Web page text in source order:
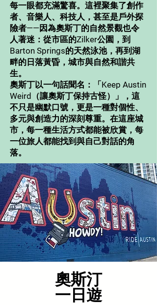
每一眼都充滿驚喜。這裡聚集了創作
者、音樂人、科技人，甚至是戶外探
險者——因為奧斯丁的自然景觀也令
人著迷：從市區的Zilker公園，到
Barton Springs的天然泳池，再到湖
畔的日落黃昏，城市與自然和諧共
生。
奧斯丁以一句話聞名：「Keep Austin
Weird（讓奧斯丁保持古怪）」，這
不只是幽默口號，更是一種對個性、
多元與創造力的深刻尊重。在這座城
市，每一種生活方式都能被欣賞，每
一位旅人都能找到與自己對話的角
落。
奧斯汀
一日遊